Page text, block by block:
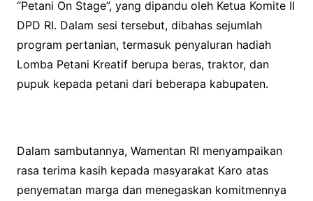
“Petani On Stage”, yang dipandu oleh Ketua Komite II
DPD RI. Dalam sesi tersebut, dibahas sejumlah
program pertanian, termasuk penyaluran hadiah
Lomba Petani Kreatif berupa beras, traktor, dan
pupuk kepada petani dari beberapa kabupaten.
Dalam sambutannya, Wamentan RI menyampaikan
rasa terima kasih kepada masyarakat Karo atas
penyematan marga dan menegaskan komitmennya